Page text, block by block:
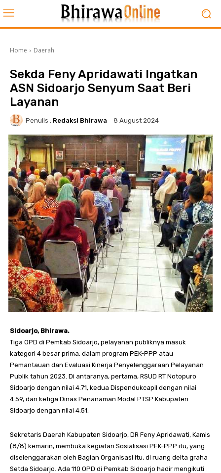
Home Daerah
Sekda Feny Apridawati Ingatkan
ASN Sidoarjo Senyum Saat Beri
Layanan
Penulis : Redaksi Bhirawa 8 August 2024
Sidoarjo, Bhirawa.
Tiga OPD di Pemkab Sidoarjo, pelayanan publiknya masuk
kategori 4 besar prima, dalam program PEK-PPP atau
Pemantauan dan Evaluasi Kinerja Penyelenggaraan Pelayanan
Publik tahun 2023. Di antaranya, pertama, RSUD RT Notopuro
Sidoarjo dengan nilai 4.71, kedua Dispendukcapil dengan nilai
4.59, dan ketiga Dinas Penanaman Modal PTSP Kabupaten
Sidoarjo dengan nilai 4.51.
Sekretaris Daerah Kabupaten Sidoarjo, DR Feny Apridawati, Kamis
(8/8) kemarin, membuka kegiatan Sosialisasi PEK-PPP itu, yang
diselenggarakan oleh Bagian Organisasi itu, di ruang delta graha
Setda Sidoarjo. Ada 110 OPD di Pemkab Sidoarjo hadir mengikuti